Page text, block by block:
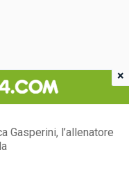
Gasperini, l’allenatore
×